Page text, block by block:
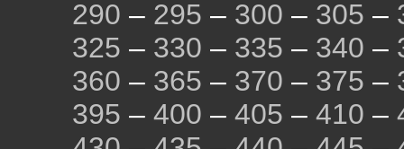
290 – 295 – 300 – 305 –
325 – 330 – 335 – 340 –
360 – 365 – 370 – 375 –
395 – 400 – 405 – 410 –